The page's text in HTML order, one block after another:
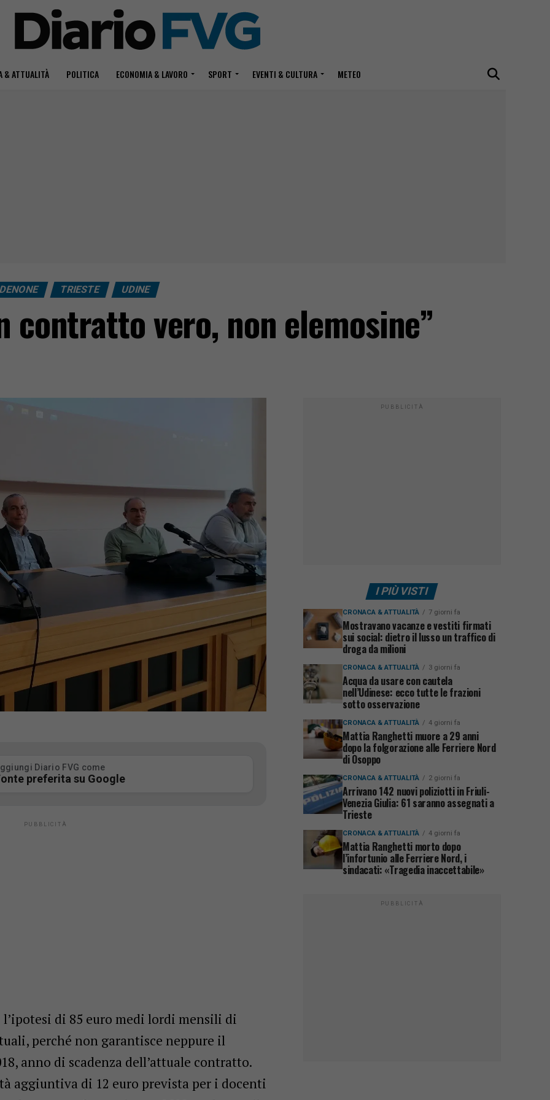
& ATTUALITÀ POLITICA ECONOMIA & LAVORO SPORT EVENTI & CULTURA METEO
TRIESTE UDINE
contratto vero, non elemosine”
Diario FVG come
preferita su Google
di 85 euro medi lordi mensili di
perché non garantisce neppure il
anno di scadenza dell’attuale contratto.
aggiuntiva di 12 euro prevista per i docenti
PUBBLICITÀ
I PIÙ VISTI
CRONACA & ATTUALITÀ 7 giorni fa
Mostravano vacanze e vestiti firmati
sui social: dietro il lusso un traffico di
droga da milioni
CRONACA & ATTUALITÀ 3 giorni fa
Acqua da usare con cautela
nell’Udinese: ecco tutte le frazioni
sotto osservazione
CRONACA & ATTUALITÀ 4 giorni fa
Mattia Ranghetti muore a 29 anni
dopo la folgorazione alle Ferriere Nord
di Osoppo
CRONACA & ATTUALITÀ 2 giorni fa
Arrivano 142 nuovi poliziotti in Friuli-
Venezia Giulia: 61 saranno assegnati a
Trieste
CRONACA & ATTUALITÀ 4 giorni fa
Mattia Ranghetti morto dopo
l’infortunio alle Ferriere Nord, i
sindacati: «Tragedia inaccettabile»
PUBBLICITÀ